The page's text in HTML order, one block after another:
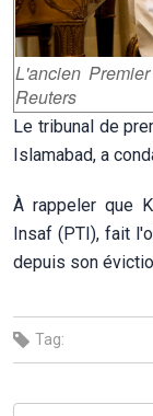
L'ancien
Reuters
Le tribunal de
Islamabad, a
À rappeler que
Insaf (PTI), fait
depuis son
Tag: